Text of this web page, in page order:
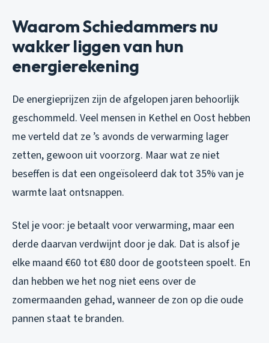
Waarom Schiedammers nu
wakker liggen van hun
energierekening
De energieprijzen zijn de afgelopen jaren behoorlijk
geschommeld. Veel mensen in Kethel en Oost hebben
me verteld dat ze ’s avonds de verwarming lager
zetten, gewoon uit voorzorg. Maar wat ze niet
beseffen is dat een ongeïsoleerd dak tot 35% van je
warmte laat ontsnappen.
Stel je voor: je betaalt voor verwarming, maar een
derde daarvan verdwijnt door je dak. Dat is alsof je
elke maand €60 tot €80 door de gootsteen spoelt. En
dan hebben we het nog niet eens over de
zomermaanden gehad, wanneer de zon op die oude
pannen staat te branden.